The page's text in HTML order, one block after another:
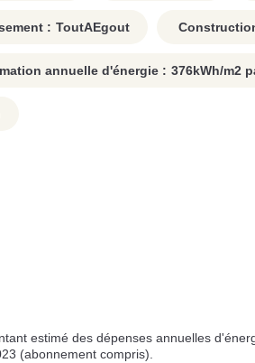
: ToutAEgout
annuelle d'énergie : 376kWh/m2
estimé des dépenses annuelles
(abonnement compris).